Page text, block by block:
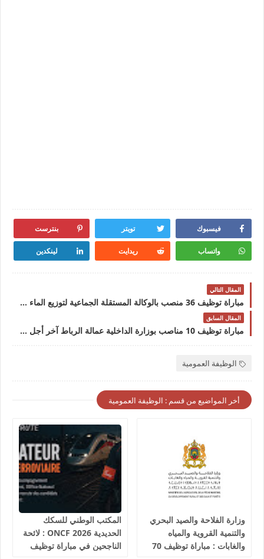
فيسبوك تويتر بنترست
واتساب ريدايت لينكدين
المقال التالي
مباراة توظيف 36 منصب بالوكالة المستقلة الجماعية لتوزيع الماء والكهرباء بتادلة آخر أجل 13 ماي 2022مباراة توظيف 36 منصب بالوكالة المستقلة الجماعية لتوزيع الماء والكهرباء بتادلة آخر أجل 13 ماي 2022
المقال السابق
مباراة توظيف 10 مناصب بوزارة الداخلية عمالة الرباط آخر أجل 3 يونيو 2022مباراة توظيف 10 مناصب بوزارة الداخلية عمالة الرباط آخر أجل 3 يونيو 2022
الوظيفة العمومية
أخر المواضيع من قسم : الوظيفة العمومية
وزارة الفلاحة والصيد البحري
والتنمية القروية والمياه
والغابات : مباراة توظيف 70
المكتب الوطني للسكك
الحديدية 2026 ONCF : لائحة
الناجحين في مباراة توظيف